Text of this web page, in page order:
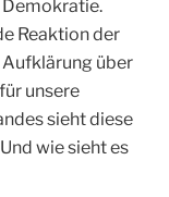
Reaktion der
über
unsere
sieht diese
wie sieht es